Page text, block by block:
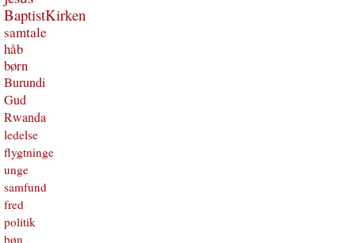
BaptistKirken
samtale
håb
børn
Burundi
Gud
Rwanda
ledelse
flygtninge
unge
samfund
fred
politik
bøn